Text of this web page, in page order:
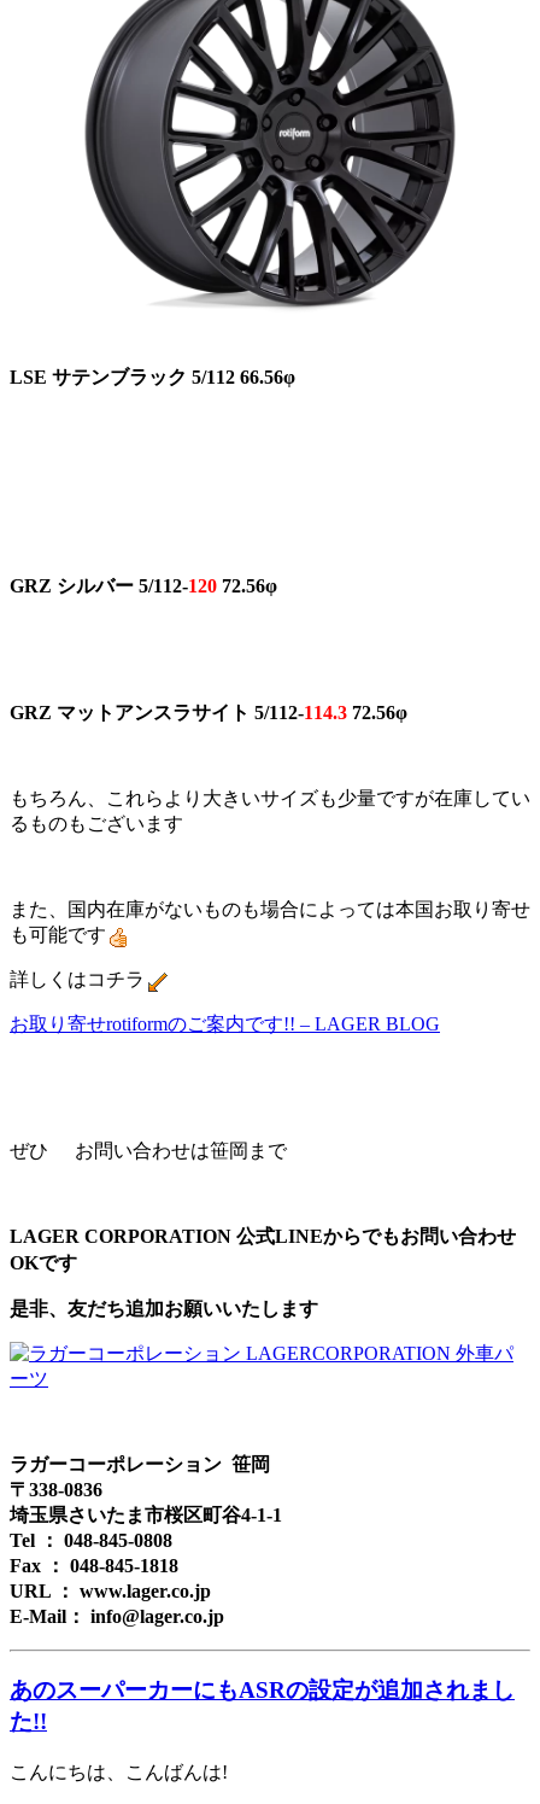
LSE サテンブラック 5/112 66.56φ
GRZ シルバー 5/112-120 72.56φ
GRZ マットアンスラサイト 5/112-114.3 72.56φ
もちろん、これらより大きいサイズも少量ですが在庫してい
るものもございます
また、国内在庫がないものも場合によっては本国お取り寄せ
も可能です
詳しくはコチラ
お取り寄せrotiformのご案内です!! – LAGER BLOG
ぜひ お問い合わせは笹岡まで
LAGER CORPORATION 公式LINEからでもお問い合わせ
OKです
是非、友だち追加お願いいたします
ラガーコーポレーション 笹岡
〒338-0836
埼玉県さいたま市桜区町谷4-1-1
Tel ： 048-845-0808
Fax ： 048-845-1818
URL ： www.lager.co.jp
E-Mail： info@lager.co.jp
あのスーパーカーにもASRの設定が追加されまし
た!!
こんにちは、こんばんは!